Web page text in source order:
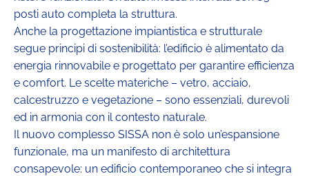
posti auto completa la struttura.
Anche la progettazione impiantistica e strutturale
segue principi di sostenibilità: l’edificio è alimentato da
energia rinnovabile e progettato per garantire efficienza
e comfort. Le scelte materiche – vetro, acciaio,
calcestruzzo e vegetazione – sono essenziali, durevoli
ed in armonia con il contesto naturale.
Il nuovo complesso SISSA non è solo un’espansione
funzionale, ma un manifesto di architettura
consapevole: un edificio contemporaneo che si integra